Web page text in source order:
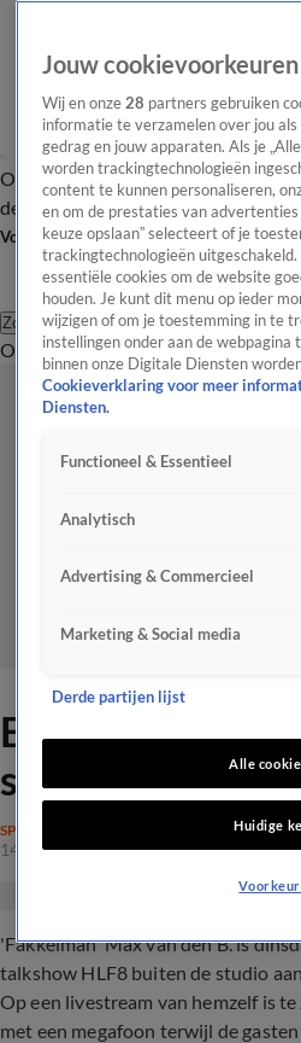
OverzichtAfleveringen Entertainment
de redactieNieuwsbrief
Volg Shownieuws
Zoeken
OverzichtEntertainment
Bedreiger
studio HLF8
SPRAAKMAKEND
14 feb 2023, 22:00
'Fakkelman' Max van den B. is
talkshow HLF8 buiten de studio
Op een livestream van hemzelf is
met een megafoon terwijl de
Jouw cookievoorkeuren
Wij en onze 28 partners gebruiken
informatie te verzamelen over jou
gedrag en jouw apparaten. Als je
worden trackingtechnologieën
content te kunnen personaliseren,
en om de prestaties van
keuze opslaan” selecteert of je
trackingtechnologieën
essentiële cookies om de website
houden. Je kunt dit menu op ieder
wijzigen of om je toestemming in te
instellingen onder aan de webpagina
binnen onze Digitale Diensten
Cookieverklaring voor meer
Diensten.
Functioneel & Essentieel
Analytisch
Advertising & Commercieel
Marketing & Social media
Derde partijen lijst
Alle
Huidige